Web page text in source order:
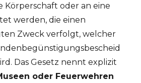
Körperschaft oder an eine
werden, die einen
Zweck verfolgt, welcher
Das Gesetz nennt explizit
oder Feuerwehren